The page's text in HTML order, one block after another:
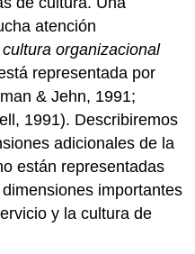
atención
organizacional
representada por
& Jehn, 1991;
1991). Describiremos
adicionales de la
están representadas
importantes
y la cultura de